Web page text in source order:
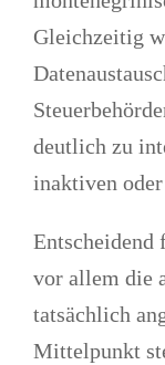
Gleichzeitig
deutlich zu
inaktiven
Entscheidend
vor allem die
tatsächlich
Mittelpunkt